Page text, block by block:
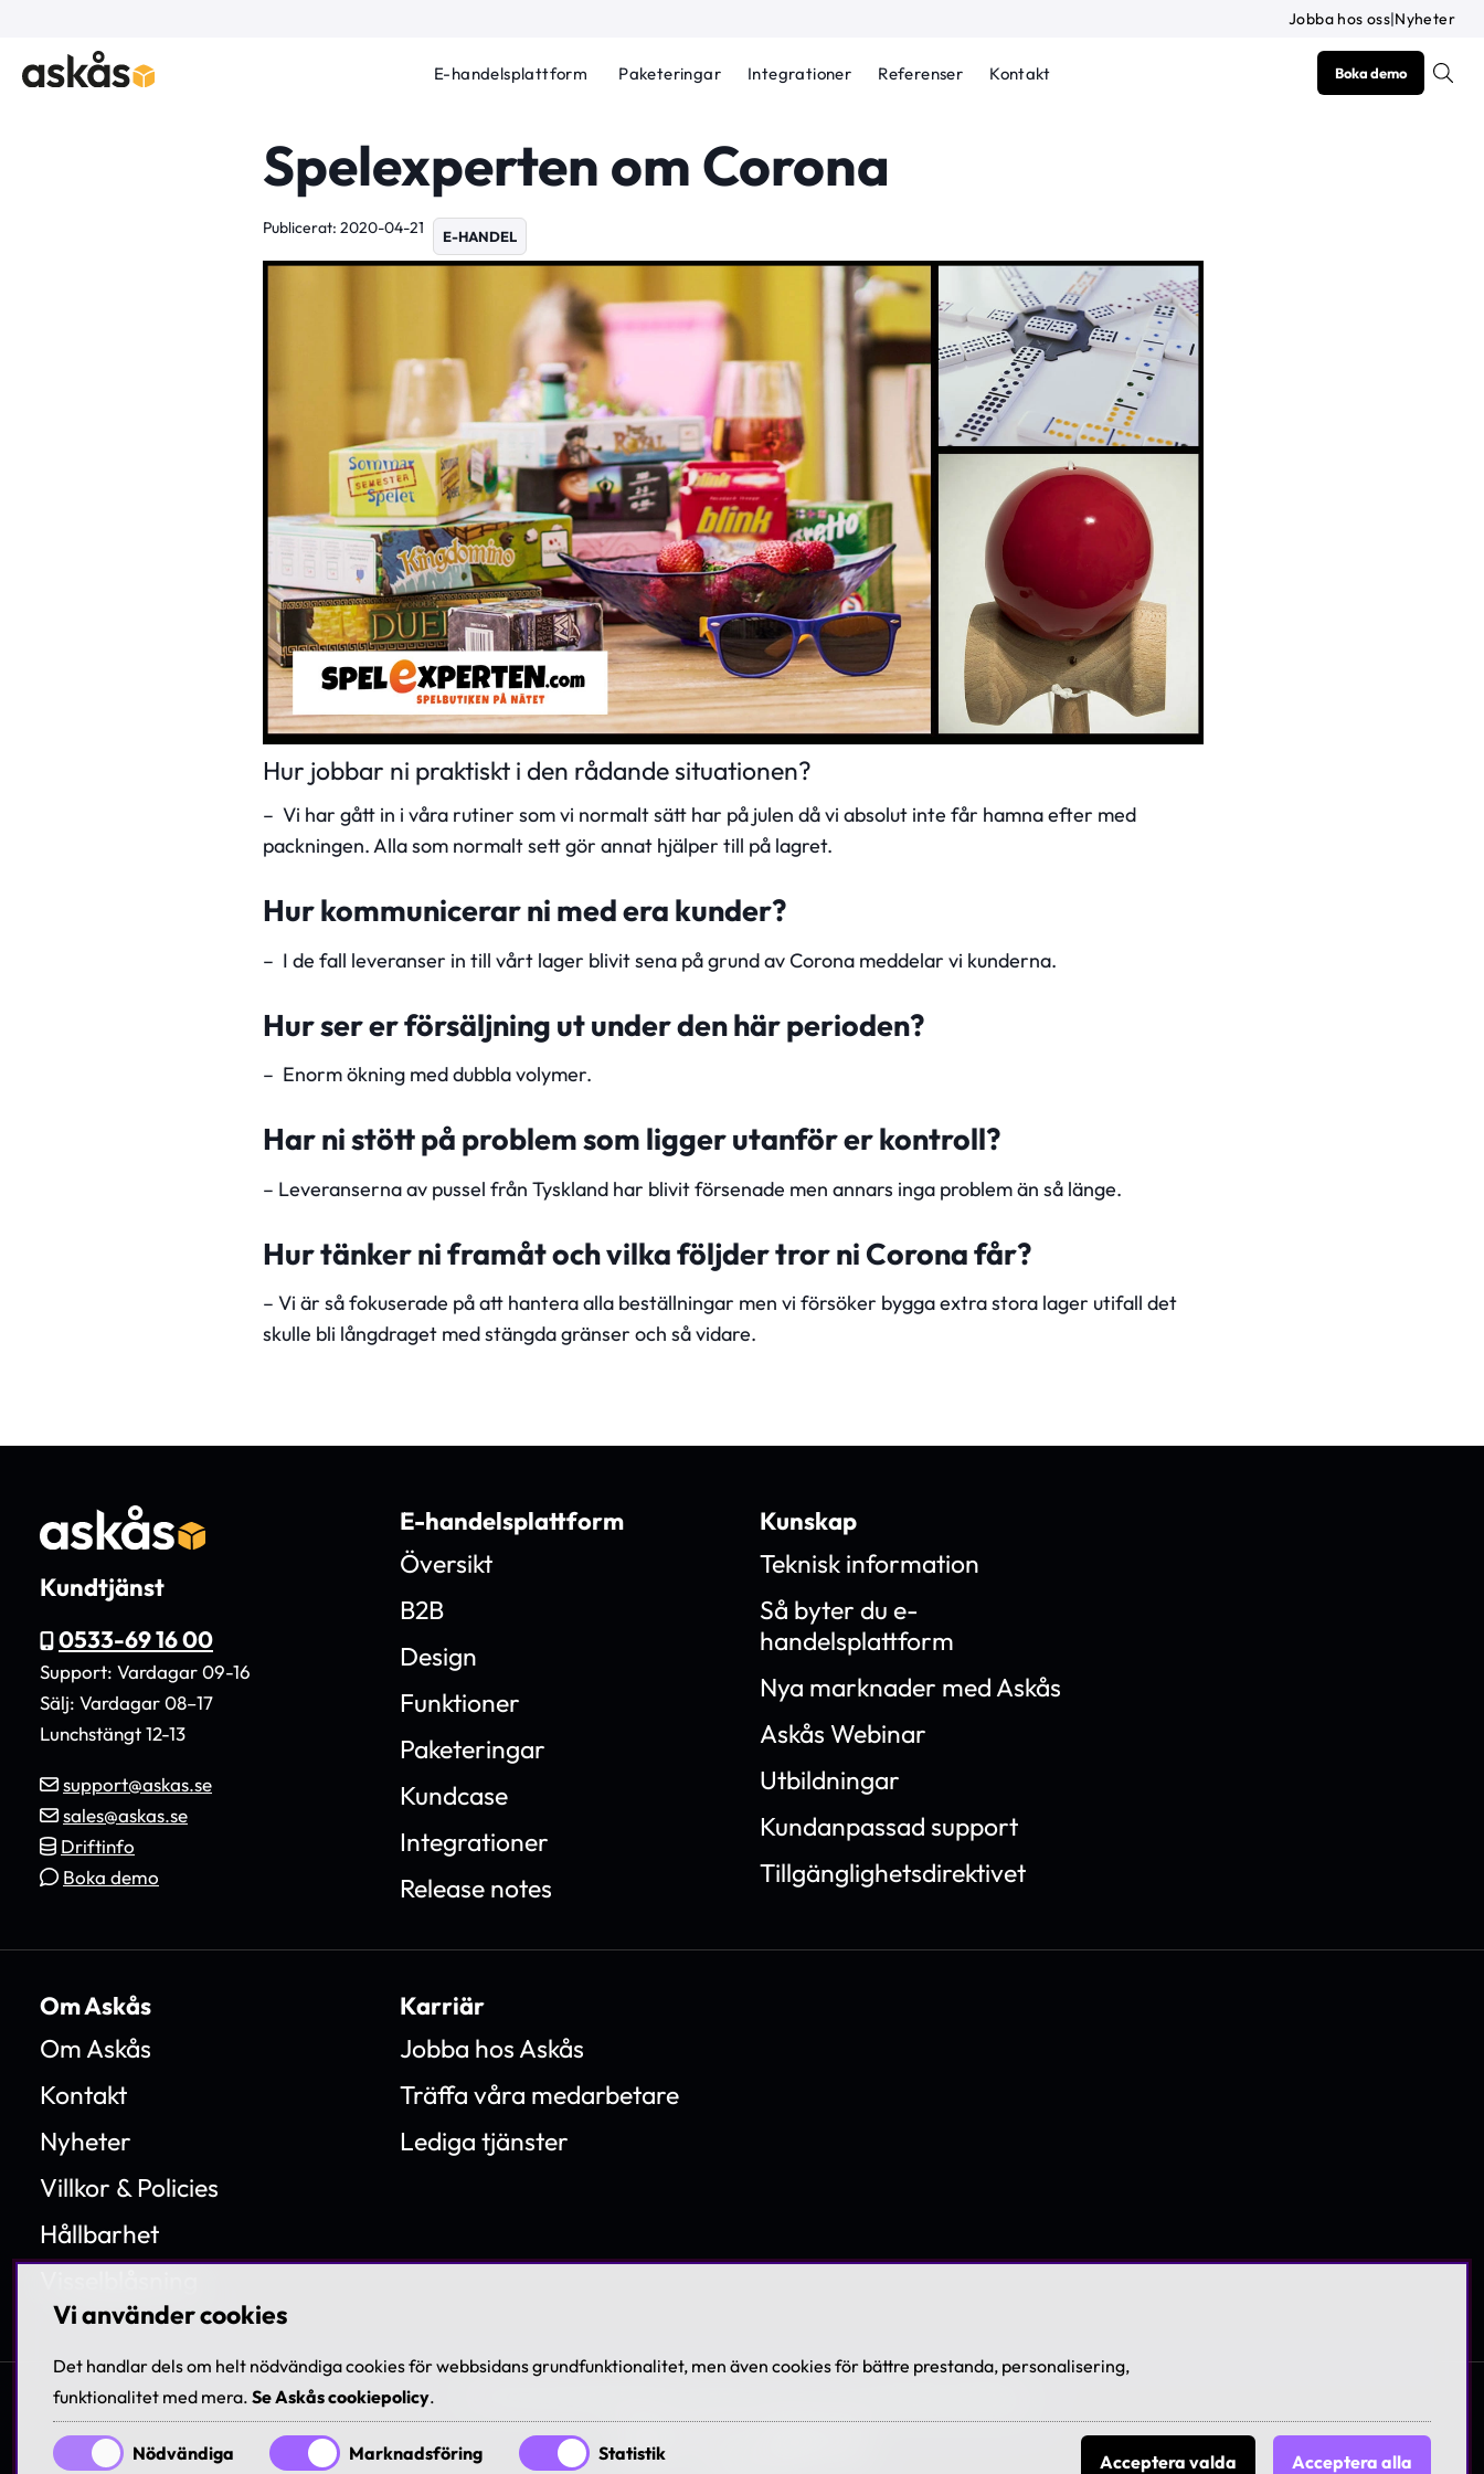
Jobba hos oss|Nyheter
E-handelsplattform Paketeringar Integrationer Referenser Kontakt Boka demo
Spelexperten om Corona
Publicerat: 2020-04-21 E-HANDEL
Hur jobbar ni praktiskt i den rådande situationen?
– Vi har gått in i våra rutiner som vi normalt sätt har på julen då vi absolut inte får hamna efter med
packningen. Alla som normalt sett gör annat hjälper till på lagret.
Hur kommunicerar ni med era kunder?
– I de fall leveranser in till vårt lager blivit sena på grund av Corona meddelar vi kunderna.
Hur ser er försäljning ut under den här perioden?
– Enorm ökning med dubbla volymer.
Har ni stött på problem som ligger utanför er kontroll?
– Leveranserna av pussel från Tyskland har blivit försenade men annars inga problem än så länge.
Hur tänker ni framåt och vilka följder tror ni Corona får?
– Vi är så fokuserade på att hantera alla beställningar men vi försöker bygga extra stora lager utifall det
skulle bli långdraget med stängda gränser och så vidare.
Kundtjänst
0533-69 16 00
Support: Vardagar 09-16
Sälj: Vardagar 08–17
Lunchstängt 12-13
support@askas.se
sales@askas.se
Driftinfo
Boka demo
E-handelsplattform
Översikt
B2B
Design
Funktioner
Paketeringar
Kundcase
Integrationer
Release notes
Kunskap
Teknisk information
Så byter du e-
handelsplattform
Nya marknader med Askås
Askås Webinar
Utbildningar
Kundanpassad support
Tillgänglighetsdirektivet
Om Askås
Om Askås
Kontakt
Nyheter
Villkor & Policies
Hållbarhet
Karriär
Jobba hos Askås
Träffa våra medarbetare
Lediga tjänster
Vi använder cookies
Det handlar dels om helt nödvändiga cookies för webbsidans grundfunktionalitet, men även cookies för bättre prestanda, personalisering,
funktionalitet med mera. Se Askås cookiepolicy.
Nödvändiga Marknadsföring Statistik Acceptera valda Acceptera alla